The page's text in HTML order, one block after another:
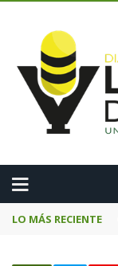
LO MÁS RECIENTE